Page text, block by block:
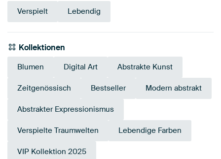
Verspielt Lebendig
Kollektionen
Blumen Digital Art Abstrakte Kunst
Zeitgenössisch Bestseller Modern abstrakt
Abstrakter Expressionismus
Verspielte Traumwelten Lebendige Farben
VIP Kollektion 2025